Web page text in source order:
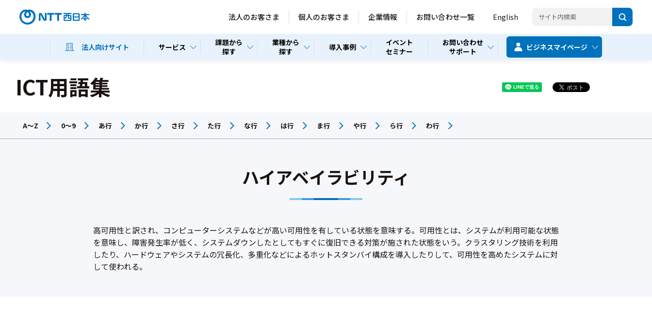
法人のお客さま 個人のお客さま 企業情報 お問い合わせ一覧 English
法人向けサイト サービス
課題から
探す
業種から
探す
導入事例
イベント
セミナー
お問い合わせ
サポート
ビジネスマイページ
ICT用語集
A～Z 0～9 あ行 か行 さ行 た行 な行 は行 ま行 や行 ら行 わ行
ハイアベイラビリティ
高可用性と訳され、コンピューターシステムなどが高い可用性を有している状態を意味する。可用性とは、システムが利用可能な状態
を意味し、障害発生率が低く、システムダウンしたとしてもすぐに復旧できる対策が施された状態をいう。クラスタリング技術を利用
したり、ハードウェアやシステムの冗長化、多重化などによるホットスタンバイ構成を導入したりして、可用性を高めたシステムに対
して使われる。